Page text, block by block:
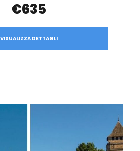
€635
VISUALIZZA DETTAGLI